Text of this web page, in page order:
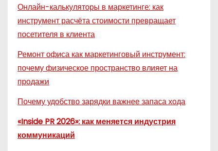
Онлайн-калькуляторы в маркетинге: как
инструмент расчёта стоимости превращает
посетителя в клиента
Ремонт офиса как маркетинговый инструмент:
почему физическое пространство влияет на
продажи
Почему удобство зарядки важнее запаса хода
«Inside PR 2026»: как меняется индустрия
коммуникаций